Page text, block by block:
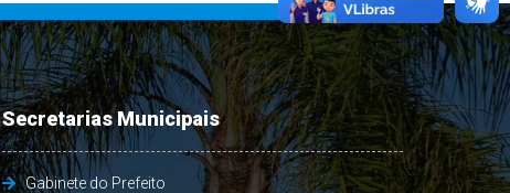
Secretarias Municipais
Gabinete do Prefeito